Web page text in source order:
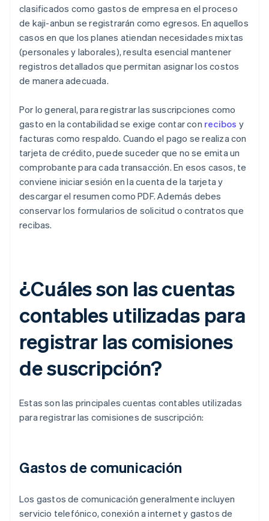
clasificados como gastos de empresa en el proceso
de kaji-anbun se registrarán como egresos. En aquellos
casos en que los planes atiendan necesidades mixtas
(personales y laborales), resulta esencial mantener
registros detallados que permitan asignar los costos
de manera adecuada.
Por lo general, para registrar las suscripciones como
gasto en la contabilidad se exige contar con recibos y
facturas como respaldo. Cuando el pago se realiza con
tarjeta de crédito, puede suceder que no se emita un
comprobante para cada transacción. En esos casos, te
conviene iniciar sesión en la cuenta de la tarjeta y
descargar el resumen como PDF. Además debes
conservar los formularios de solicitud o contratos que
recibas.
¿Cuáles son las cuentas
contables utilizadas para
registrar las comisiones
de suscripción?
Estas son las principales cuentas contables utilizadas
para registrar las comisiones de suscripción:
Gastos de comunicación
Los gastos de comunicación generalmente incluyen
servicio telefónico, conexión a internet y gastos de